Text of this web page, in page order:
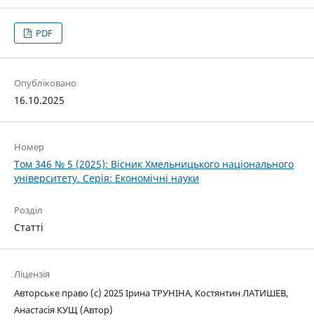
PDF
Опубліковано
16.10.2025
Номер
Том 346 № 5 (2025): Вісник Хмельницького національного
університету. Серія: Економічні науки
Розділ
Статті
Ліцензія
Авторське право (c) 2025 Ірина ТРУНІНА, Костянтин ЛАТИШЕВ,
Анастасія КУЩ (Автор)